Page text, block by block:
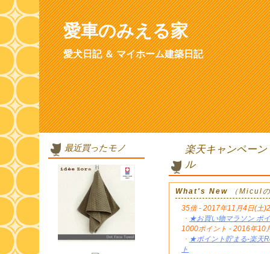
愛車のみえる家
愛犬日記 ＆ マイホーム建築日記
楽天キャンペー
ル
What's New （Micul
35倍 - 2017年11月4日(土
・ ★お買い物マラソン ポ
1000ポイント - 2016年10
・ ★ポイント貯まる-楽天
ト
最近買ったモノ